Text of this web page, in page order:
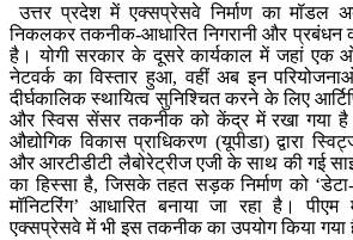
उत्तर प्रदेश में एक्सप्रेसवे निर्माण का मॉडल
निकलकर तकनीक-आधारित निगरानी और प्रबंधन
है। योगी सरकार के दूसरे कार्यकाल में जहां एक
नेटवर्क का विस्तार हुआ, वहीं अब इन
दीर्घकालिक स्थायित्व सुनिश्चित करने के लिए
और स्विस सेंसर तकनीक को केंद्र में रखा गया
औद्योगिक विकास प्राधिकरण (यूपीडा) द्वारा
और आरटीडीटी लैबोरेट्रीज एजी के साथ की गई
का हिस्सा है, जिसके तहत सड़क निर्माण को
मॉनिटरिंग’ आधारित बनाया जा रहा है। पीएम
एक्सप्रेसवे में भी इस तकनीक का उपयोग किया गया